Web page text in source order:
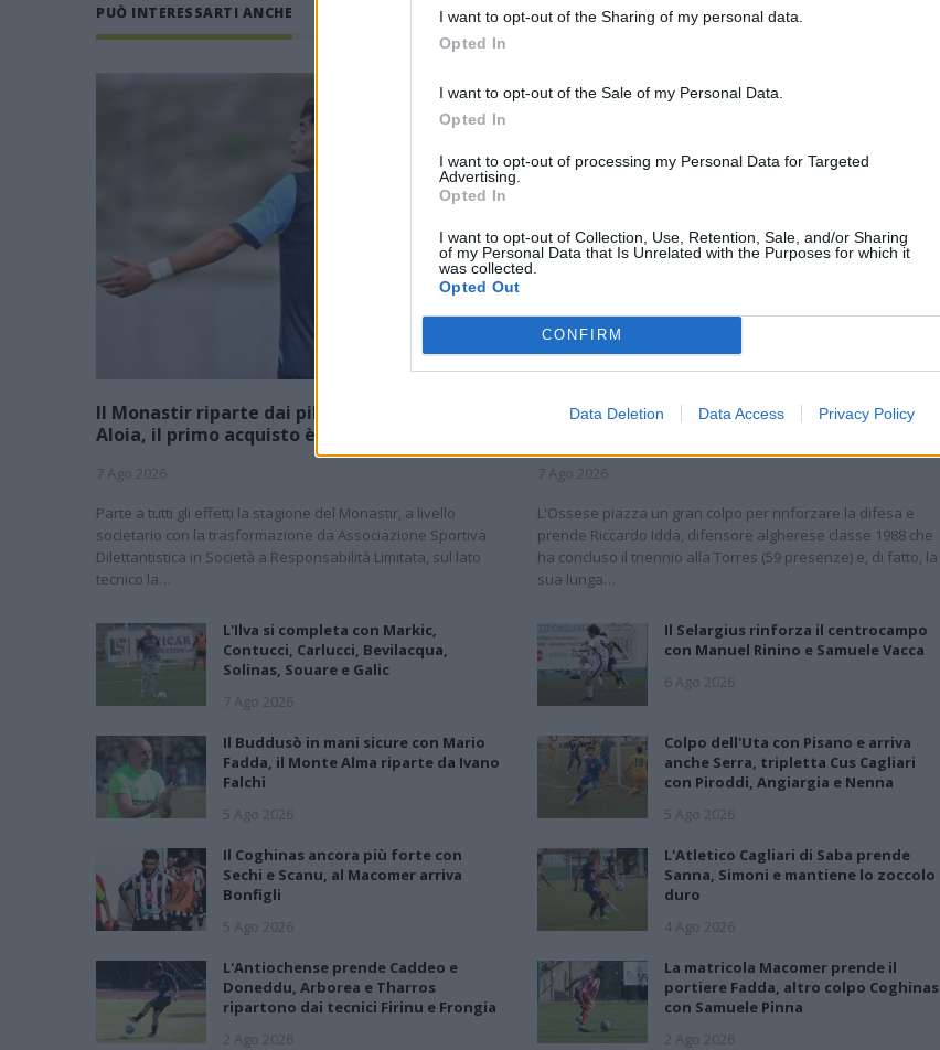
I want to opt-out of the Sharing of my personal data.
Opted In
I want to opt-out of the Sale of my Personal Data.
Opted In
I want to opt-out of processing my Personal Data for Targeted
Advertising.
Opted In
I want to opt-out of Collection, Use, Retention, Sale, and/or Sharing
of my Personal Data that Is Unrelated with the Purposes for which it
was collected.
Opted Out
CONFIRM
Data Deletion Data Access Privacy Policy
PUÒ INTERESSARTI ANCHE
Il Monastir riparte dai pilastri Masia, Pinna e
Aloia, il primo acquisto è Loru
7 Ago 2026
Parte a tutti gli effetti la stagione del Monastir, a livello
societario con la trasformazione da Associazione Sportiva
Dilettantistica in Società a Responsabilità Limitata, sul lato
tecnico la…
Gran colpo dell'Ossese, per la difesa c'è l'ex
7 Ago 2026
L'Ossese piazza un gran colpo per rinforzare la difesa e
prende Riccardo Idda, difensore algherese classe 1988 che
ha concluso il triennio alla Torres (59 presenze) e, di fatto, la
sua lunga…
L'Ilva si completa con Markic,
Contucci, Carlucci, Bevilacqua,
Solinas, Souare e Galic
7 Ago 2026
Il Selargius rinforza il centrocampo
con Manuel Rinino e Samuele Vacca
6 Ago 2026
Il Buddusò in mani sicure con Mario
Fadda, il Monte Alma riparte da Ivano
Falchi
5 Ago 2026
Colpo dell'Uta con Pisano e arriva
anche Serra, tripletta Cus Cagliari
con Piroddi, Angiargia e Nenna
5 Ago 2026
Il Coghinas ancora più forte con
Sechi e Scanu, al Macomer arriva
Bonfigli
5 Ago 2026
L'Atletico Cagliari di Saba prende
Sanna, Simoni e mantiene lo zoccolo
duro
4 Ago 2026
L'Antiochense prende Caddeo e
Doneddu, Arborea e Tharros
ripartono dai tecnici Firinu e Frongia
2 Ago 2026
La matricola Macomer prende il
portiere Fadda, altro colpo Coghinas
con Samuele Pinna
2 Ago 2026